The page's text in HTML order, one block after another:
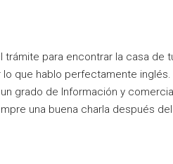
para encontrar la casa de
que hablo perfectamente
grado de Información y
una buena charla después